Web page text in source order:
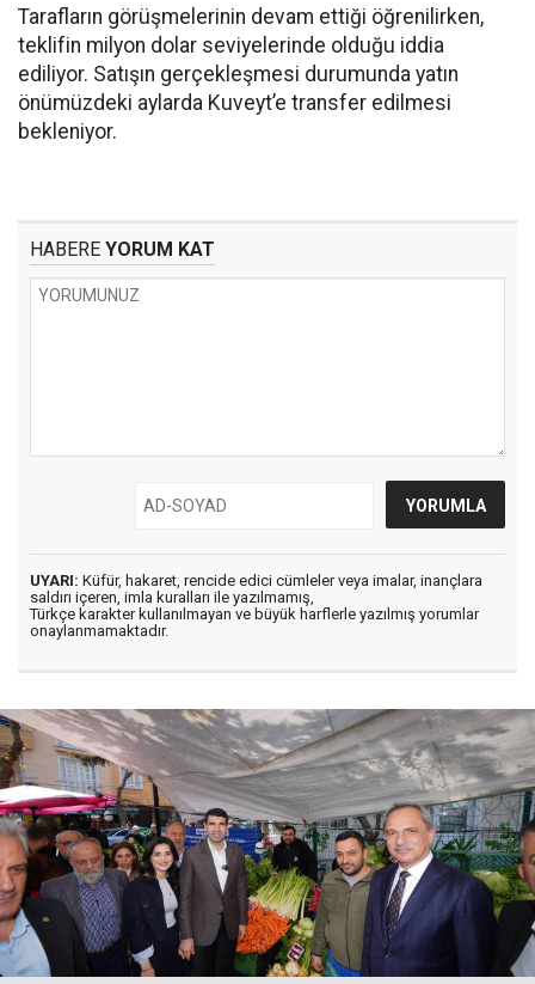
Tarafların görüşmelerinin devam ettiği öğrenilirken,
teklifin milyon dolar seviyelerinde olduğu iddia
ediliyor. Satışın gerçekleşmesi durumunda yatın
önümüzdeki aylarda Kuveyt’e transfer edilmesi
bekleniyor.
HABERE YORUM KAT
UYARI: Küfür, hakaret, rencide edici cümleler veya imalar, inançlara
saldırı içeren, imla kuralları ile yazılmamış,
Türkçe karakter kullanılmayan ve büyük harflerle yazılmış yorumlar
onaylanmamaktadır.